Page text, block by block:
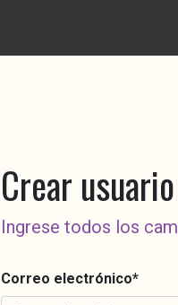
Crear usuario
Ingrese todos los
Correo electrónico*